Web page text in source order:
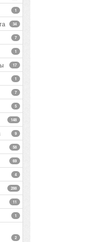
1
34
7
1
17
1
7
5
148
9
58
69
4
288
11
1
2